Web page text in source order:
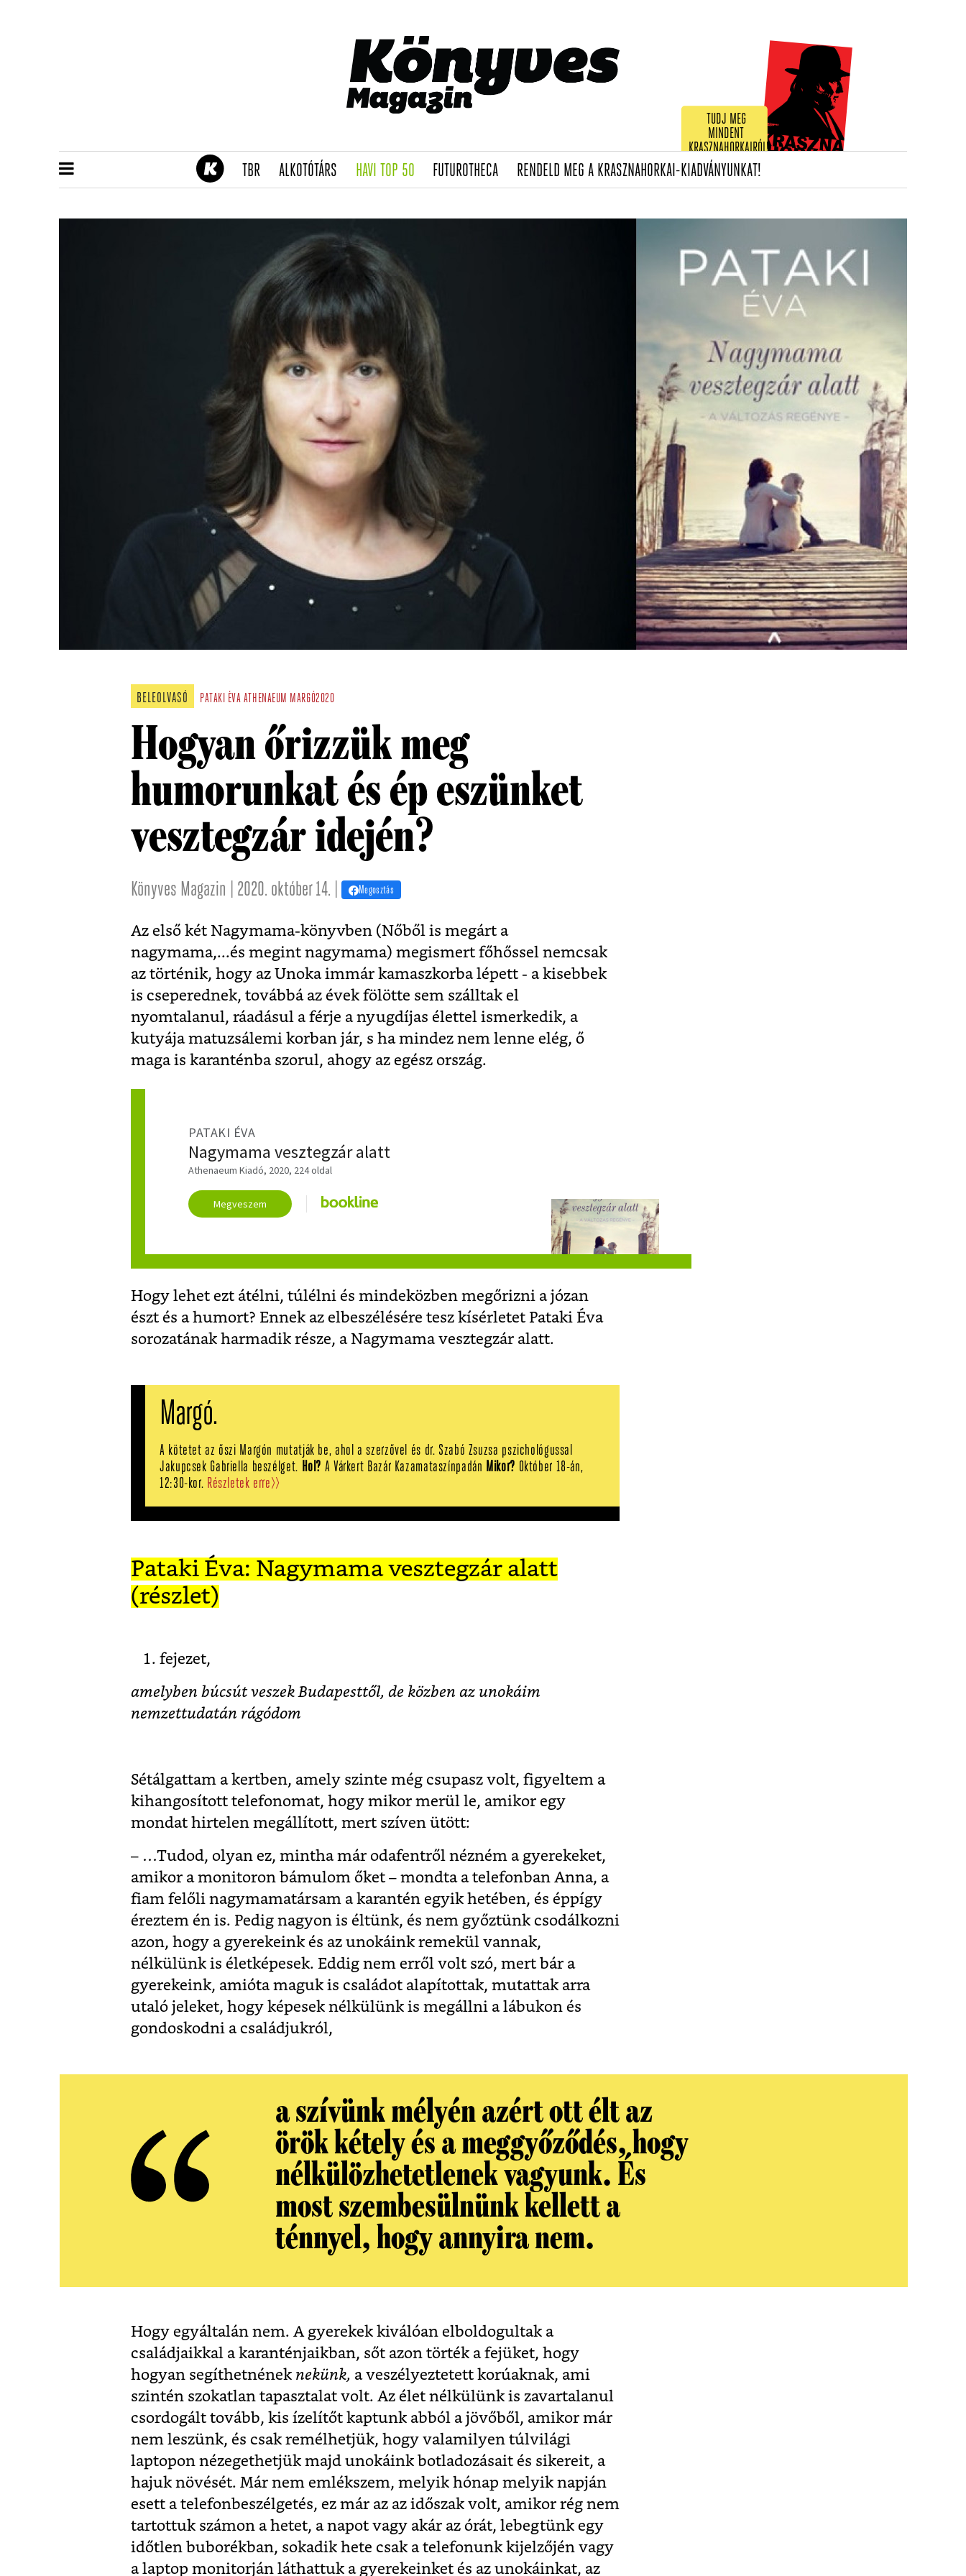
TUDJ MEG
MINDENT
KRASZNAHORKAIRÓL!
TBR(CURRENT)
ALKOTÓTÁRS(CURRENT)
HAVI TOP 50(CURRENT)
FUTUROTHECA(CURRENT)
RENDELD MEG A KRASZNAHORKAI-KIADVÁNYUNKAT!(CURRENT)
BELEOLVASÓ PATAKI ÉVA ATHENAEUM MARGÓ2020
Hogyan őrizzük meg
humorunkat és ép eszünket
vesztegzár idején?
Könyves Magazin | 2020. október 14. | Megosztás
Az első két Nagymama-könyvben (Nőből is megárt a
nagymama,...és megint nagymama) megismert főhőssel nemcsak
az történik, hogy az Unoka immár kamaszkorba lépett - a kisebbek
is cseperednek, továbbá az évek fölötte sem szálltak el
nyomtalanul, ráadásul a férje a nyugdíjas élettel ismerkedik, a
kutyája matuzsálemi korban jár, s ha mindez nem lenne elég, ő
maga is karanténba szorul, ahogy az egész ország.
PATAKI ÉVA
Nagymama vesztegzár alatt
Athenaeum Kiadó, 2020, 224 oldal
Megveszem
Hogy lehet ezt átélni, túlélni és mindeközben megőrizni a józan
észt és a humort? Ennek az elbeszélésére tesz kísérletet Pataki Éva
sorozatának harmadik része, a Nagymama vesztegzár alatt.
Margó.
A kötetet az őszi Margón mutatják be, ahol a szerzővel és dr. Szabó Zsuzsa pszichológussal
Jakupcsek Gabriella beszélget. Hol? A Várkert Bazár Kazamataszínpadán Mikor? Október 18-án,
12:30-kor. Részletek erre>>
Pataki Éva: Nagymama vesztegzár alatt
(részlet)
fejezet,
amelyben búcsút veszek Budapesttől, de közben az unokáim
nemzettudatán rágódom
Sétálgattam a kertben, amely szinte még csupasz volt, figyeltem a
kihangosított telefonomat, hogy mikor merül le, amikor egy
mondat hirtelen megállított, mert szíven ütött:
– …Tudod, olyan ez, mintha már odafentről nézném a gyerekeket,
amikor a monitoron bámulom őket – mondta a telefonban Anna, a
fiam felőli nagymamatársam a karantén egyik hetében, és éppígy
éreztem én is. Pedig nagyon is éltünk, és nem győztünk csodálkozni
azon, hogy a gyerekeink és az unokáink remekül vannak,
nélkülünk is életképesek. Eddig nem erről volt szó, mert bár a
gyerekeink, amióta maguk is családot alapítottak, mutattak arra
utaló jeleket, hogy képesek nélkülünk is megállni a lábukon és
gondoskodni a családjukról,
a szívünk mélyén azért ott élt az
örök kétely és a meggyőződés, hogy
nélkülözhetetlenek vagyunk. És
most szembesülnünk kellett a
ténnyel, hogy annyira nem.
Hogy egyáltalán nem. A gyerekek kiválóan elboldogultak a
családjaikkal a karanténjaikban, sőt azon törték a fejüket, hogy
hogyan segíthetnének nekünk, a veszélyeztetett korúaknak, ami
szintén szokatlan tapasztalat volt. Az élet nélkülünk is zavartalanul
csordogált tovább, kis ízelítőt kaptunk abból a jövőből, amikor már
nem leszünk, és csak remélhetjük, hogy valamilyen túlvilági
laptopon nézegethetjük majd unokáink botladozásait és sikereit, a
hajuk növését. Már nem emlékszem, melyik hónap melyik napján
esett a telefonbeszélgetés, ez már az az időszak volt, amikor rég nem
tartottuk számon a hetet, a napot vagy akár az órát, lebegtünk egy
időtlen buborékban, sokadik hete csak a telefonunk kijelzőjén vagy
a laptop monitorján láthattuk a gyerekeinket és az unokáinkat, az